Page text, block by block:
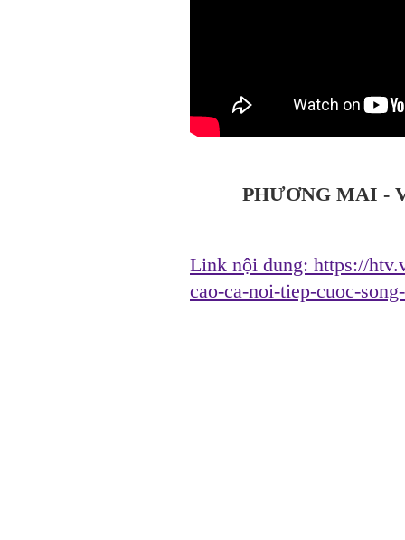
PHƯƠNG MAI -
Link nội dung: https://
cao-ca-noi-tiep-cuoc-